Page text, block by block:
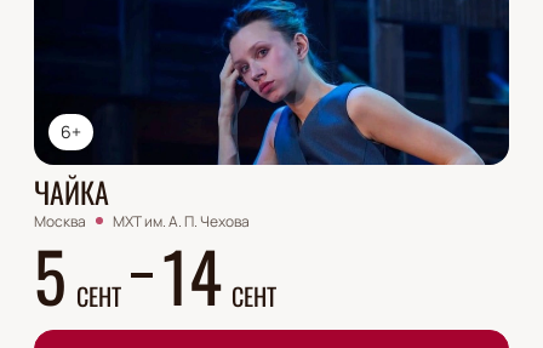
6+
ЧАЙКА
Москва МХТ им. А. П. Чехова
5 СЕНТ 14 СЕНТ